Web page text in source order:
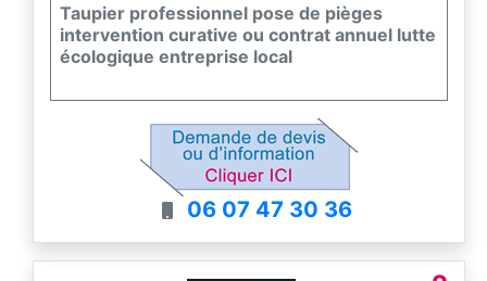
Taupier professionnel pose de pièges
intervention curative ou contrat annuel lutte
écologique entreprise local
06 07 47 30 36